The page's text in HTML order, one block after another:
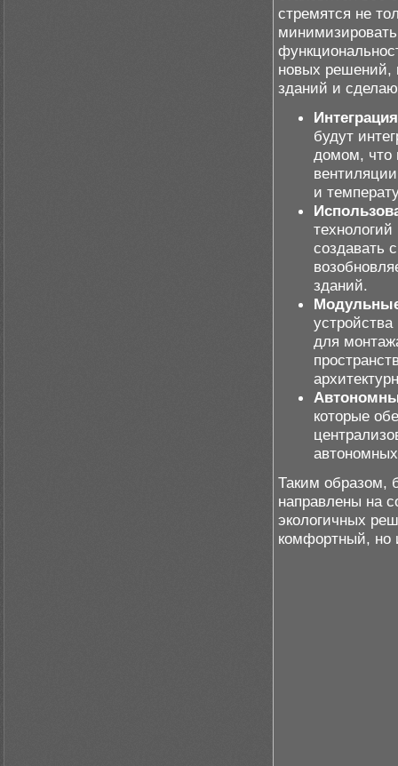
стремятся не
новых решений,
зданий и
будут
домом, что
и
создавать
зданий.
для
которые
Таким образом,
направлены на
экологичных
комфортный, но